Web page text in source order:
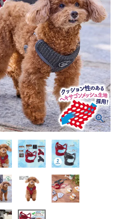
夜のお散歩
まとめ買いでオ